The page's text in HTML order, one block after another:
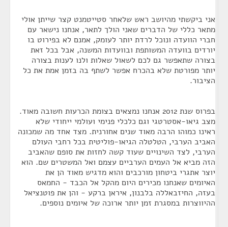
אני ביקשתי מהיושב ראש שלאחר סטייטמנט קצר שייתן אולי
מתאר כללי של הדברים שאני הולך לתאר, אנחנו נישאר עם
חברי הוועדה ונוכל לרדת יותר לעומק, אמנם לא בפירוט בו
יורדים בוועדה המשותפת ובוועדות המשנה, אבל בכל זאת
בצורה שתאפשר גם לכם לשאול שאלות ולנו לענות בצורה
יותר מפורטת שלא בהכרח אפשר לשתף בה בזמן אמת את כל
הציבור.
בפרוס שנת 2012 אנחנו נמצאים בצומת הכרעות חשובה מאוד.
מצב גיאו-אסטרטגי וגם כלכלי פנימי ועולמי ייחודי שלא
ראינו כמוהו הרבה מאוד שנים אחורנית. מצד אחד מה שמכונה
האביב הערבי, הטלטלה הגיאו-פוליטית בכל רחבי העולם
הערבי, לצד השינויים שעוד קשה לחזות את סופם שהאביב
הזה מביא אל העמים הערביים עצמם ואל המשטרים שם. הוא
יוצר אתגרי ביטחון מורכבים והוא מדגיש מאוד הן את
האיומים שאנחנו מכירים היום מהקל אל הכבד - החמאס
בעזה, החיזבאללה בלבנון, איראן ברקע - והן את פוטנציאל
ההיווצרות במסגרת זמן יותר ארוכה של איומים נוספים.